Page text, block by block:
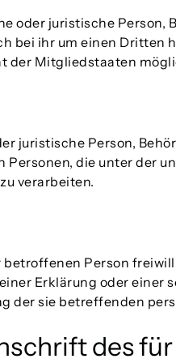
oder juristische Person,
bei ihr um einen
der Mitgliedstaaten
juristische Person,
Personen, die unter der
verarbeiten.
betroffenen Person
Erklärung oder
der sie betreffenden
des